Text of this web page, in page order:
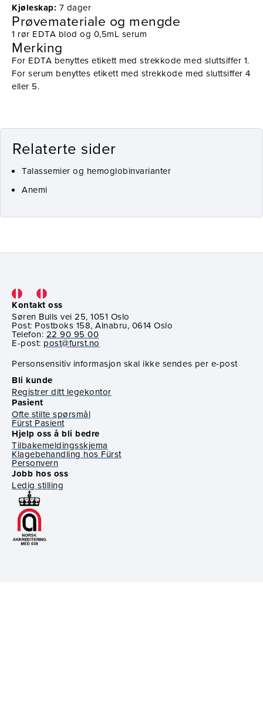
Kjøleskap: 7 dager
Prøvemateriale og mengde
1 rør EDTA blod og 0,5mL serum
Merking
For EDTA benyttes etikett med strekkode med sluttsiffer 1.
For serum benyttes etikett med strekkode med sluttsiffer 4
eller 5.
Relaterte sider
Talassemier og hemoglobinvarianter
Anemi
Kontakt oss
Søren Bulls vei 25, 1051 Oslo
Post: Postboks 158, Alnabru, 0614 Oslo
Telefon: 22 90 95 00
E-post: post@furst.no
Personsensitiv informasjon skal ikke sendes per e-post
Bli kunde
Registrer ditt legekontor
Pasient
Ofte stilte spørsmål
Fürst Pasient
Hjelp oss å bli bedre
Tilbakemeldingsskjema
Klagebehandling hos Fürst
Personvern
Jobb hos oss
Ledig stilling